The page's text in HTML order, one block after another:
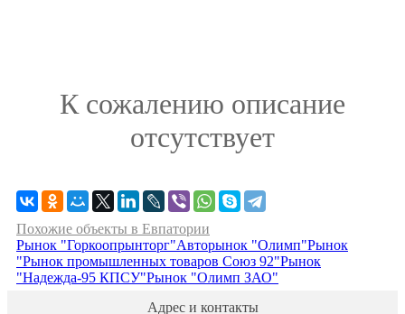
К сожалению описание
отсутствует
Похожие объекты в Евпатории
Рынок "Горкоопрынторг"Авторынок "Олимп"Рынок
"Рынок промышленных товаров Союз 92"Рынок
"Надежда-95 КПСУ"Рынок "Олимп ЗАО"
Адрес и контакты